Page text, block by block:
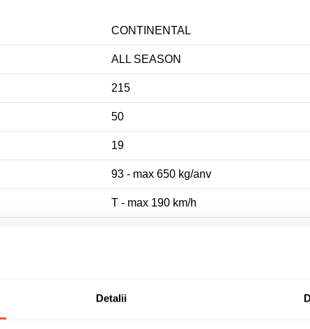
Detalii
CONTINENTAL
ALL SEASON
215
50
19
93 - max 650 kg/anv
T - max 190 km/h